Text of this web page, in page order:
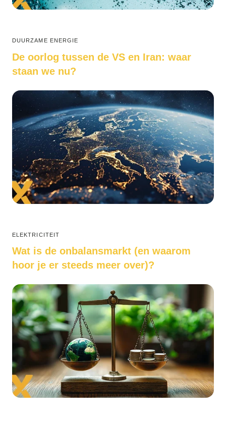
DUURZAME ENERGIE
De oorlog tussen de VS en Iran: waar
staan we nu?
ELEKTRICITEIT
Wat is de onbalansmarkt (en waarom
hoor je er steeds meer over)?